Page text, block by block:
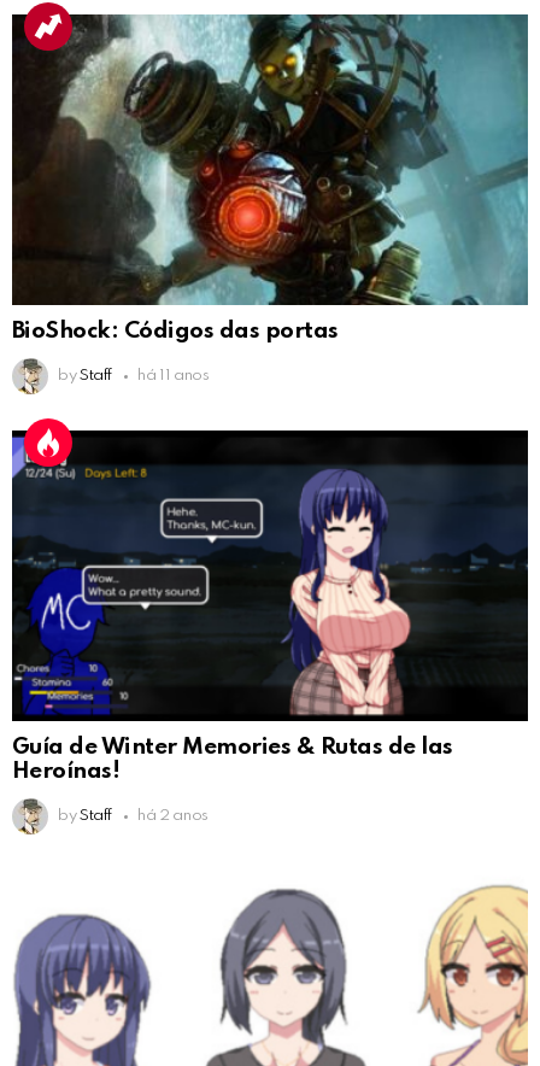
BioShock: Códigos das portas
by Staff há 11 anos
Guía de Winter Memories & Rutas de las
Heroínas!
by Staff há 2 anos